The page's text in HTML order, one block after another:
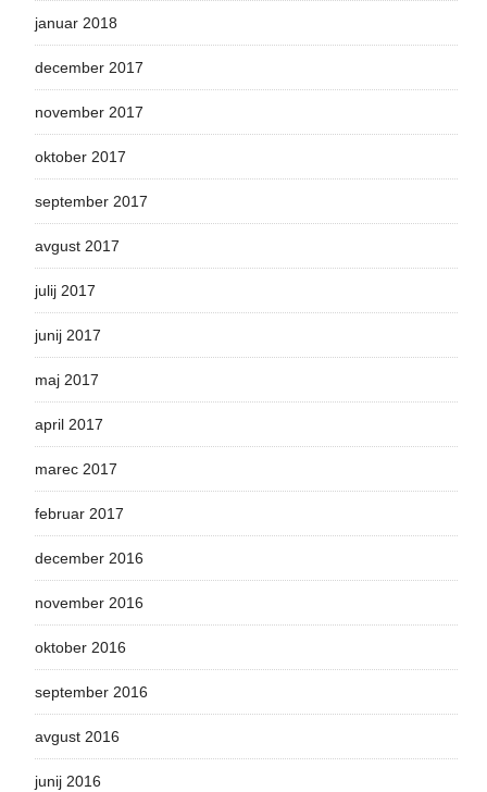
januar 2018
december 2017
november 2017
oktober 2017
september 2017
avgust 2017
julij 2017
junij 2017
maj 2017
april 2017
marec 2017
februar 2017
december 2016
november 2016
oktober 2016
september 2016
avgust 2016
junij 2016